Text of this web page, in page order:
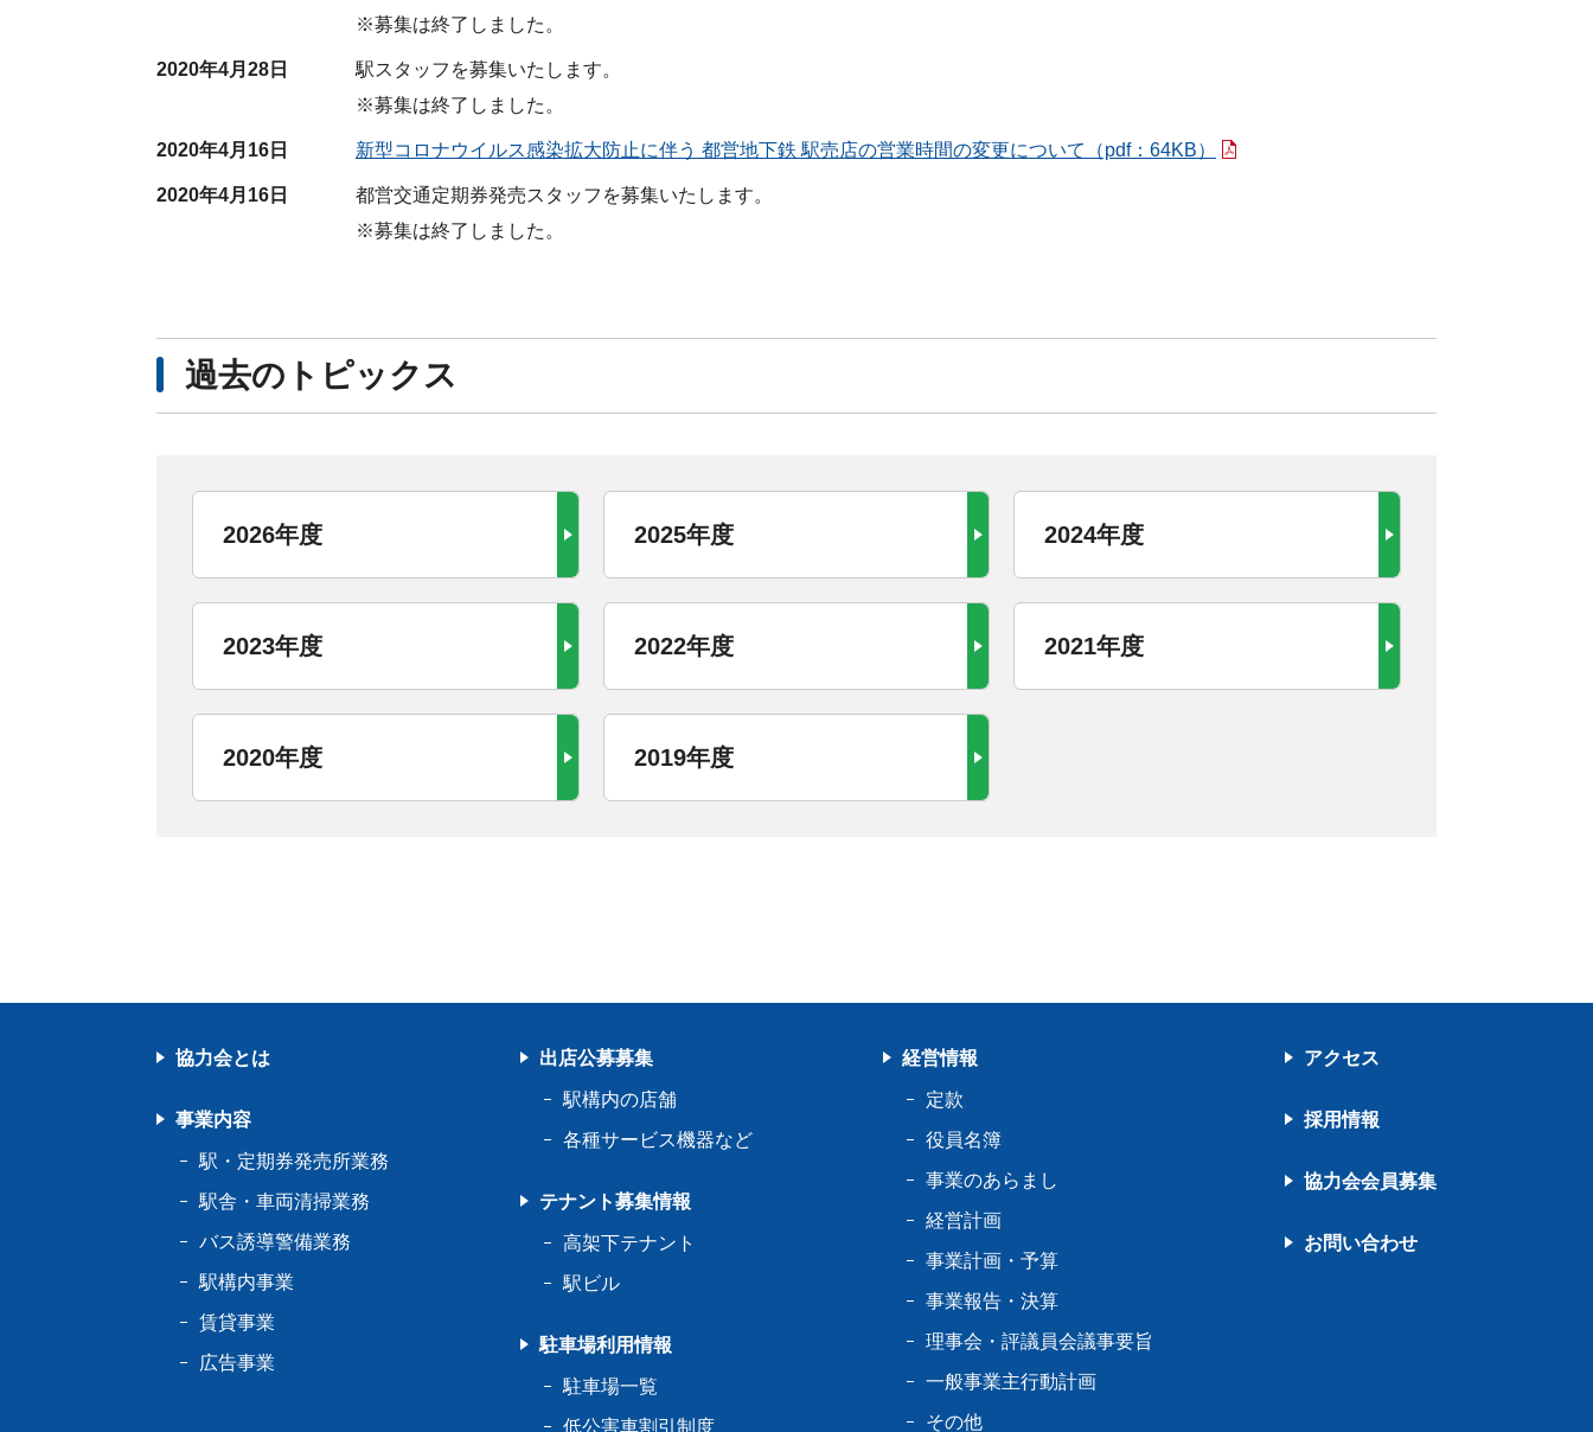
※募集は終了しました。
2020年4月28日
駅スタッフを募集いたします。
※募集は終了しました。
2020年4月16日 新型コロナウイルス感染拡大防止に伴う 都営地下鉄 駅売店の営業時間の変更について （pdf：64KB）
2020年4月16日
都営交通定期券発売スタッフを募集いたします。
※募集は終了しました。
過去のトピックス
2026年度 2025年度 2024年度
2023年度 2022年度 2021年度
2020年度 2019年度
協力会とは
事業内容
駅・定期券発売所業務
駅舎・車両清掃業務
バス誘導警備業務
駅構内事業
賃貸事業
広告事業
出店公募募集
駅構内の店舗
各種サービス機器など
テナント募集情報
高架下テナント
駅ビル
駐車場利用情報
駐車場一覧
低公害車割引制度
経営情報
定款
役員名簿
事業のあらまし
経営計画
事業計画・予算
事業報告・決算
理事会・評議員会議事要旨
一般事業主行動計画
その他
アクセス
採用情報
協力会会員募集
お問い合わせ